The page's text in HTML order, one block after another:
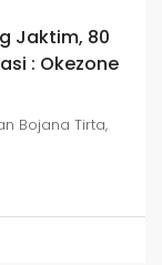
Jaktim, 80
: Okezone
Bojana Tirta,